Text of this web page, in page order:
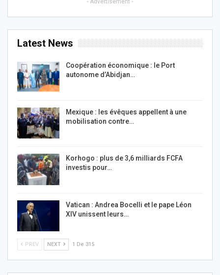
- Advertisement -
Latest News
Coopération économique : le Port
autonome d’Abidjan…
Mexique : les évêques appellent à une
mobilisation contre…
Korhogo : plus de 3,6 milliards FCFA
investis pour…
Vatican : Andrea Bocelli et le pape Léon
XIV unissent leurs…
PREV NEXT 1 De 315